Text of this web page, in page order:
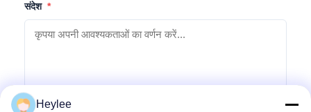
संदेश *
Heylee